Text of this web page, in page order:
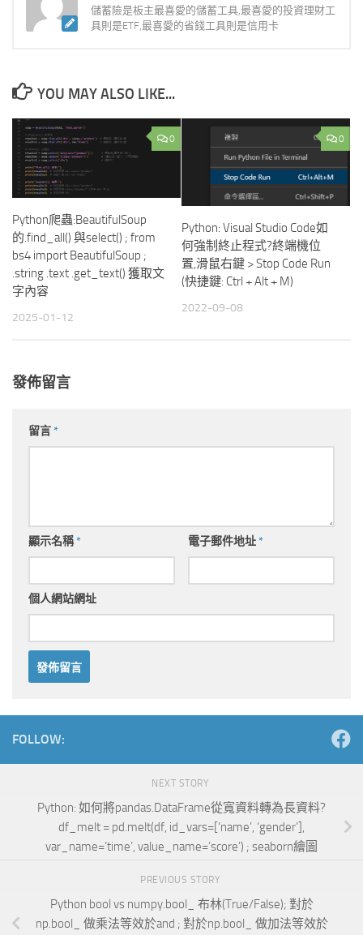
儲蓄險是板主最喜愛的儲蓄工具,最喜愛的投資理財工
具則是ETF,最喜愛的省錢工具則是信用卡
YOU MAY ALSO LIKE...
0
Python爬蟲:BeautifulSoup
的.find_all() 與select() ; from
bs4 import BeautifulSoup ;
.string .text .get_text() 獲取文
字內容
2025-01-12
0
Python: Visual Studio Code如
何強制終止程式?終端機位
置,滑鼠右鍵 > Stop Code Run
(快捷鍵: Ctrl + Alt + M)
2022-09-08
發佈留言
留言*
顯示名稱* 電子郵件地址*
個人網站網址
FOLLOW:
NEXT STORY
Python: 如何將pandas.DataFrame從寬資料轉為長資料?
df_melt = pd.melt(df, id_vars=[‘name’, ‘gender’],
var_name=’time’, value_name=’score’) ; seaborn繪圖
PREVIOUS STORY
Python bool vs numpy.bool_ 布林(True/False); 對於
np.bool_ 做乘法等效於and ; 對於np.bool_ 做加法等效於